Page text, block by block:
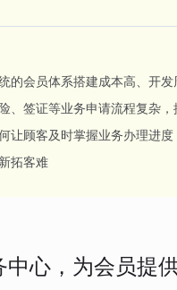
的会员体系搭建成本高、开发
、签证等业务申请流程复杂
让顾客及时掌握业务办理进度
拓客难
心，为会员提